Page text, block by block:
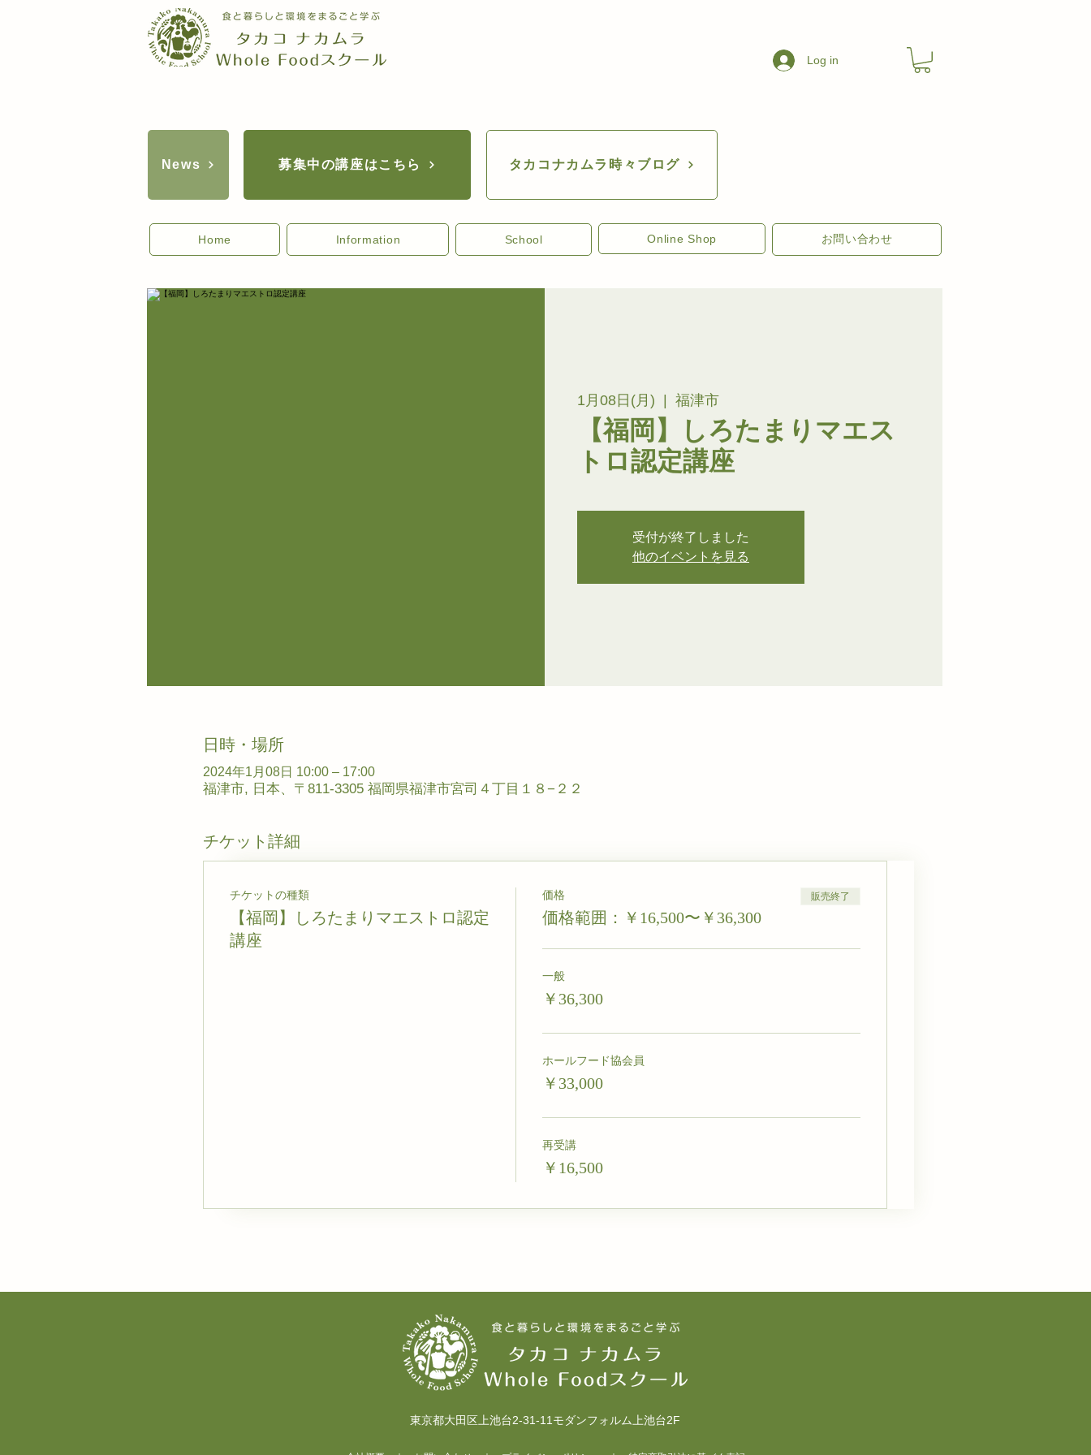
News 募集中の講座はこちら
Log in
タカコナカムラ時々ブログ
Home Information School Online Shop お問い合わせ
1月08日(月) 福津市
【福岡】しろたまりマエス
トロ認定講座
受付が終了しました
他のイベントを見る
日時・場所
2024年1月08日 10:00 – 17:00
福津市, 日本、〒811-3305 福岡県福津市宮司４丁目１８−２２
チケット詳細
チケットの種類
【福岡】しろたまりマエストロ認定
講座
価格
価格範囲：￥16,500〜￥36,300
販売終了
一般
￥36,300
ホールフード協会員
￥33,000
再受講
￥16,500
東京都大田区上池台2-31-11モダンフォルム上池台2F